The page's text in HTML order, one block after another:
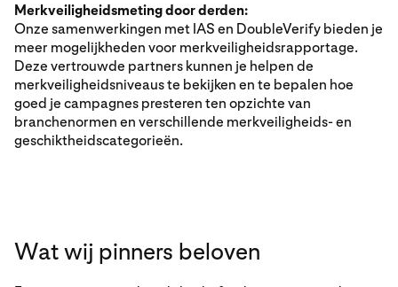
Merkveiligheidsmeting door derden:
Onze samenwerkingen met IAS en DoubleVerify bieden je
meer mogelijkheden voor merkveiligheidsrapportage.
Deze vertrouwde partners kunnen je helpen de
merkveiligheidsniveaus te bekijken en te bepalen hoe
goed je campagnes presteren ten opzichte van
branchenormen en verschillende merkveiligheids- en
geschiktheidscategorieën.
Wat wij pinners beloven